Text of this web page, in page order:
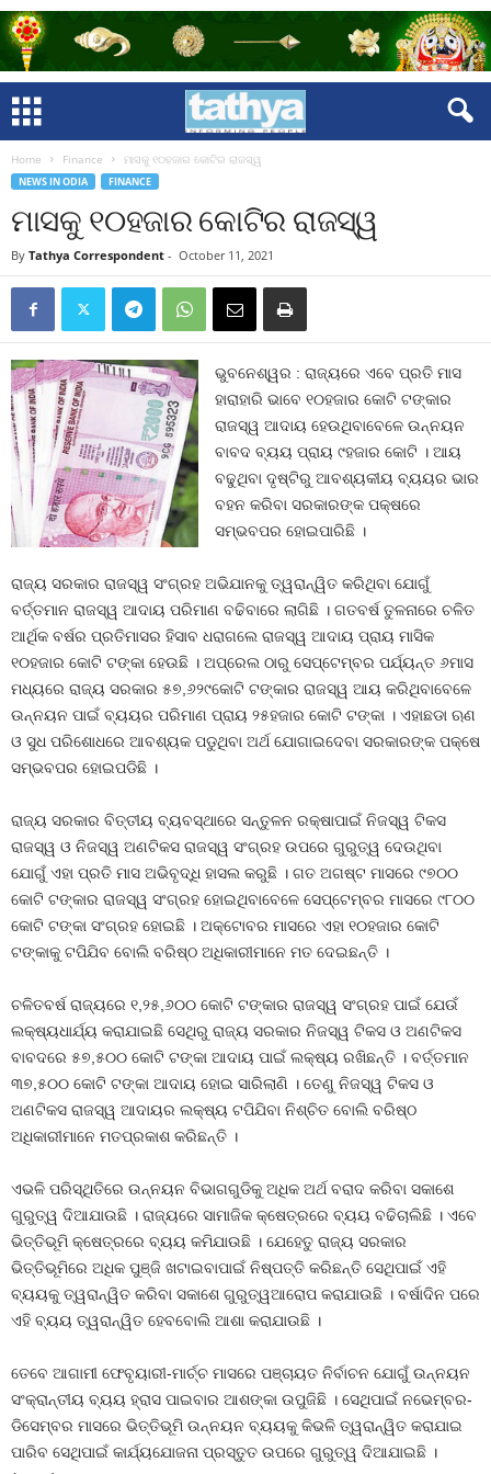
Home Finance ମାସକୁ ୧୦ହଜାର କୋଟିର ରାଜସ୍ୱ
NEWS IN ODIA FINANCE
ମାସକୁ ୧୦ହଜାର କୋଟିର ରାଜସ୍ୱ
By Tathya Correspondent - October 11, 2021
ଭୁବନେଶ୍ୱର : ରାଜ୍ୟରେ ଏବେ ପ୍ରତି ମାସ
ହାରାହାରି ଭାବେ ୧୦ହଜାର କୋଟି ଟଙ୍କାର
ରାଜସ୍ୱ ଆଦାୟ ହେଉଥିବାବେଳେ ଉନ୍ନୟନ
ବାବଦ ବ୍ୟୟ ପ୍ରାୟ ୯ହଜାର କୋଟି । ଆୟ
ବଢୁଥିବା ଦୃଷ୍ଟିରୁ ଆବଶ୍ୟକୀୟ ବ୍ୟୟର ଭାର
ବହନ କରିବା ସରକାରଙ୍କ ପକ୍ଷରେ
ସମ୍ଭବପର ହୋଇପାରିଛି ।
ରାଜ୍ୟ ସରକାର ରାଜସ୍ୱ ସଂଗ୍ରହ ଅଭିଯାନକୁ ତ୍ୱରାନ୍ୱିତ କରିଥିବା ଯୋଗୁଁ
ବର୍ତ୍ତମାନ ରାଜସ୍ୱ ଆଦାୟ ପରିମାଣ ବଢିବାରେ ଲାଗିଛି । ଗତବର୍ଷ ତୁଳନାରେ ଚଳିତ
ଆର୍ଥିକ ବର୍ଷର ପ୍ରତିମାସର ହିସାବ ଧରାଗଲେ ରାଜସ୍ୱ ଆଦାୟ ପ୍ରାୟ ମାସିକ
୧୦ହଜାର କୋଟି ଟଙ୍କା ହେଉଛି । ଅପ୍ରେଲ ଠାରୁ ସେପ୍ଟେମ୍ବର ପର୍ଯ୍ୟନ୍ତ ୬ମାସ
ମଧ୍ୟରେ ରାଜ୍ୟ ସରକାର ୫୭,୬୨୯କୋଟି ଟଙ୍କାର ରାଜସ୍ୱ ଆୟ କରିଥିବାବେଳେ
ଉନ୍ନୟନ ପାଇଁ ବ୍ୟୟର ପରିମାଣ ପ୍ରାୟ ୨୫ହଜାର କୋଟି ଟଙ୍କା । ଏହାଛଡା ଋଣ
ଓ ସୁଧ ପରିଶୋଧରେ ଆବଶ୍ୟକ ପଡୁଥିବା ଅର୍ଥ ଯୋଗାଇଦେବା ସରକାରଙ୍କ ପକ୍ଷେ
ସମ୍ଭବପର ହୋଇପଡିଛି ।
ରାଜ୍ୟ ସରକାର ବିତ୍ତୀୟ ବ୍ୟବସ୍ଥାରେ ସନ୍ତୁଳନ ରକ୍ଷାପାଇଁ ନିଜସ୍ୱ ଟିକସ
ରାଜସ୍ୱ ଓ ନିଜସ୍ୱ ଅଣଟିକସ ରାଜସ୍ୱ ସଂଗ୍ରହ ଉପରେ ଗୁରୁତ୍ୱ ଦେଉଥିବା
ଯୋଗୁଁ ଏହା ପ୍ରତି ମାସ ଅଭିବୃଦ୍ଧି ହାସଲ କରୁଛି । ଗତ ଅଗଷ୍ଟ ମାସରେ ୯୭୦୦
କୋଟି ଟଙ୍କାର ରାଜସ୍ୱ ସଂଗ୍ରହ ହୋଇଥିବାବେଳେ ସେପ୍ଟେମ୍ବର ମାସରେ ୯୮୦୦
କୋଟି ଟଙ୍କା ସଂଗ୍ରହ ହୋଇଛି । ଅକ୍ଟୋବର ମାସରେ ଏହା ୧୦ହଜାର କୋଟି
ଟଙ୍କାକୁ ଟପିଯିବ ବୋଲି ବରିଷ୍ଠ ଅଧିକାରୀମାନେ ମତ ଦେଇଛନ୍ତି ।
ଚଳିତବର୍ଷ ରାଜ୍ୟରେ ୧,୨୫,୬୦୦ କୋଟି ଟଙ୍କାର ରାଜସ୍ୱ ସଂଗ୍ରହ ପାଇଁ ଯେଉଁ
ଲକ୍ଷ୍ୟଧାର୍ଯ୍ୟ କରାଯାଇଛି ସେଥିରୁ ରାଜ୍ୟ ସରକାର ନିଜସ୍ୱ ଟିକସ ଓ ଅଣଟିକସ
ବାବଦରେ ୫୭,୫୦୦ କୋଟି ଟଙ୍କା ଆଦାୟ ପାଇଁ ଲକ୍ଷ୍ୟ ରଖିଛନ୍ତି । ବର୍ତ୍ତମାନ
୩୭,୫୦୦ କୋଟି ଟଙ୍କା ଆଦାୟ ହୋଇ ସାରିଲାଣି । ତେଣୁ ନିଜସ୍ୱ ଟିକସ ଓ
ଅଣଟିକସ ରାଜସ୍ୱ ଆଦାୟର ଲକ୍ଷ୍ୟ ଟପିଯିବା ନିଶ୍ଚିତ ବୋଲି ବରିଷ୍ଠ
ଅଧିକାରୀମାନେ ମତପ୍ରକାଶ କରିଛନ୍ତି ।
ଏଭଳି ପରିସ୍ଥିତିରେ ଉନ୍ନୟନ ବିଭାଗଗୁଡିକୁ ଅଧିକ ଅର୍ଥ ବରାଦ କରିବା ସକାଶେ
ଗୁରୁତ୍ୱ ଦିଆଯାଉଛି । ରାଜ୍ୟରେ ସାମାଜିକ କ୍ଷେତ୍ରରେ ବ୍ୟୟ ବଢିଚାଲିଛି । ଏବେ
ଭିତ୍ତିଭୂମି କ୍ଷେତ୍ରରେ ବ୍ୟୟ କମିଯାଉଛି । ଯେହେତୁ ରାଜ୍ୟ ସରକାର
ଭିତ୍ତିଭୂମିରେ ଅଧିକ ପୁଞ୍ଜି ଖଟାଇବାପାଇଁ ନିଷ୍ପତ୍ତି କରିଛନ୍ତି ସେଥିପାଇଁ ଏହି
ବ୍ୟୟକୁ ତ୍ୱରାନ୍ୱିତ କରିବା ସକାଶେ ଗୁରୁତ୍ୱଆରୋପ କରାଯାଉଛି । ବର୍ଷାଦିନ ପରେ
ଏହି ବ୍ୟୟ ତ୍ୱରାନ୍ୱିତ ହେବବୋଲି ଆଶା କରାଯାଉଛି ।
ତେବେ ଆଗାମୀ ଫେବୃୟାରୀ-ମାର୍ଚ୍ଚ ମାସରେ ପଞ୍ଚାୟତ ନିର୍ବାଚନ ଯୋଗୁଁ ଉନ୍ନୟନ
ସଂକ୍ରାନ୍ତୀୟ ବ୍ୟୟ ହ୍ରାସ ପାଇବାର ଆଶଙ୍କା ଉପୁଜିଛି । ସେଥିପାଇଁ ନଭେମ୍ବର-
ଡିସେମ୍ବର ମାସରେ ଭିତ୍ତିଭୂମି ଉନ୍ନୟନ ବ୍ୟୟକୁ କିଭଳି ତ୍ୱରାନ୍ୱିତ କରାଯାଇ
ପାରିବ ସେଥିପାଇଁ କାର୍ଯ୍ୟଯୋଜନା ପ୍ରସ୍ତୁତ ଉପରେ ଗୁରୁତ୍ୱ ଦିଆଯାଇଛି ।